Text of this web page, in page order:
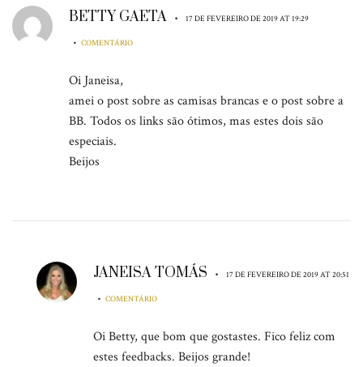
BETTY GAETA • 17 DE FEVEREIRO DE 2019 AT 19:29
• COMENTÁRIO
Oi Janeisa,
amei o post sobre as camisas brancas e o post sobre a
BB. Todos os links são ótimos, mas estes dois são
especiais.
Beijos
JANEISA TOMÁS • 17 DE FEVEREIRO DE 2019 AT 20:51
• COMENTÁRIO
Oi Betty, que bom que gostastes. Fico feliz com
estes feedbacks. Beijos grande!